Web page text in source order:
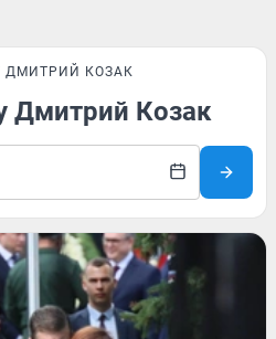
ДМИТРИЙ КОЗАК
Дмитрий Козак